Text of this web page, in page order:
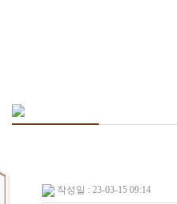
작성일 : 23-03-15 09:14